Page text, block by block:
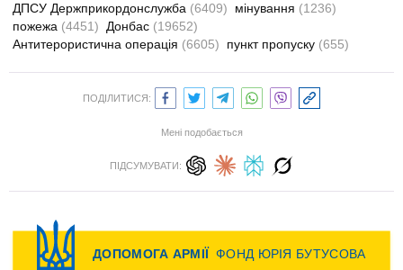
ДПСУ Держприкордонслужба (6409) мінування (1236)
пожежа (4451) Донбас (19652)
Антитерористична операція (6605) пункт пропуску (655)
ПОДІЛИТИСЯ:
Мені подобається
ПІДСУМУВАТИ: